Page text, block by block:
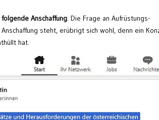
Anschaffung. Die Frage an Aufrüstungs-
steht, erübrigt sich wohl, denn ein
hat.